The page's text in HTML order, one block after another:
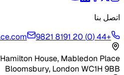
اتصل بنا
+44 (0) 20 8191 9821
Hamilton House, Mabledon Place
Bloomsbury, London WC1H 9BB